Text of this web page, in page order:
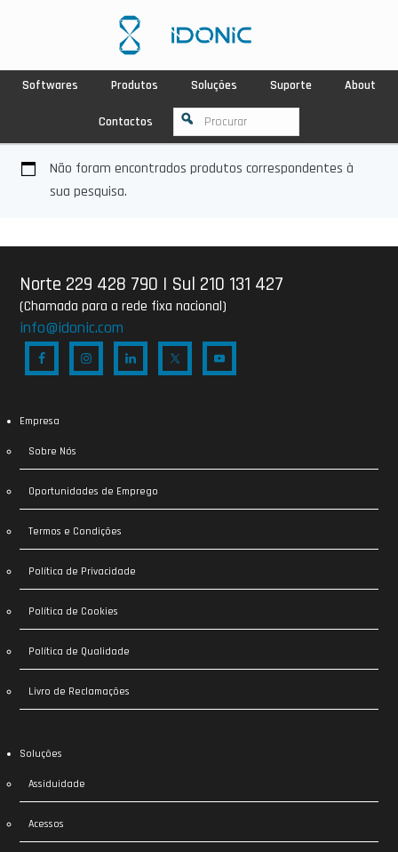
Softwares Produtos Soluções Suporte About
Contactos
Não foram encontrados produtos correspondentes à
sua pesquisa.
Norte 229 428 790 | Sul 210 131 427
(Chamada para a rede fixa nacional)
info@idonic.com
Empresa
Sobre Nós
Oportunidades de Emprego
Termos e Condições
Política de Privacidade
Política de Cookies
Política de Qualidade
Livro de Reclamações
Soluções
Assiduidade
Acessos